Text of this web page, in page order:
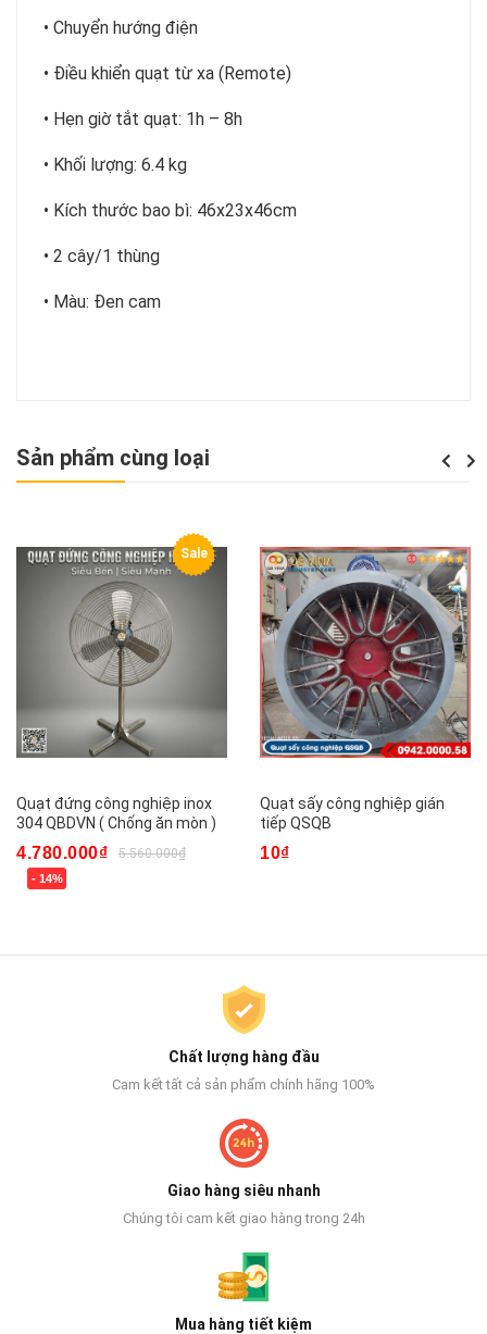
• Chuyển hướng điện
• Điều khiển quạt từ xa (Remote)
• Hẹn giờ tắt quạt: 1h – 8h
• Khối lượng: 6.4 kg
• Kích thước bao bì: 46x23x46cm
• 2 cây/1 thùng
• Màu: Đen cam
Sản phẩm cùng loại
Sale
Quạt đứng công nghiệp inox
304 QBDVN ( Chống ăn mòn )
4.780.000₫ 5.560.000₫
- 14%
Quạt sấy công nghiệp gián
tiếp QSQB
10₫
Next
Chất lượng hàng đầu
Cam kết tất cả sản phẩm chính hãng 100%
Giao hàng siêu nhanh
Chúng tôi cam kết giao hàng trong 24h
Mua hàng tiết kiệm